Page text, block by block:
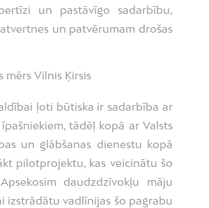
un pastāvīgo sadarbību,
un patvērumam drošas
mērs Vilnis Ķirsis
ļoti būtiska ir sadarbība ar
tādēļ kopā ar Valsts
un glābšanas dienestu kopā
pilotprojektu, kas veicinātu šo
daudzdzīvokļu māju
izstrādātu vadlīnijas šo pagrabu